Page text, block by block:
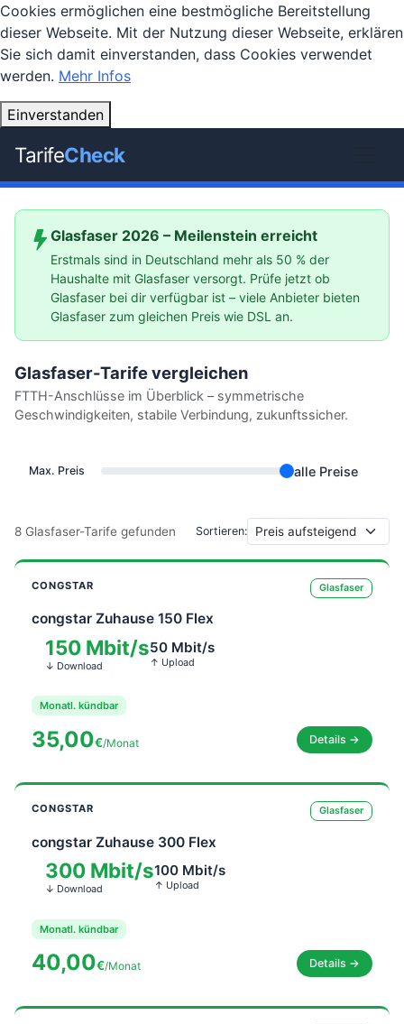
Cookies ermöglichen eine bestmögliche Bereitstellung
dieser Webseite. Mit der Nutzung dieser Webseite, erklären
Sie sich damit einverstanden, dass Cookies verwendet
werden. Mehr Infos
Einverstanden
TarifeCheck
Glasfaser 2026 – Meilenstein erreicht
Erstmals sind in Deutschland mehr als 50 % der
Haushalte mit Glasfaser versorgt. Prüfe jetzt ob
Glasfaser bei dir verfügbar ist – viele Anbieter bieten
Glasfaser zum gleichen Preis wie DSL an.
Glasfaser-Tarife vergleichen
FTTH-Anschlüsse im Überblick – symmetrische
Geschwindigkeiten, stabile Verbindung, zukunftssicher.
Max. Preis alle Preise
8 Glasfaser-Tarife gefunden Sortieren:
CONGSTAR Glasfaser
congstar Zuhause 150 Flex
150 Mbit/s
↓ Download
50 Mbit/s
↑ Upload
Monatl. kündbar
35,00€/Monat Details →
CONGSTAR Glasfaser
congstar Zuhause 300 Flex
300 Mbit/s
↓ Download
100 Mbit/s
↑ Upload
Monatl. kündbar
40,00€/Monat Details →